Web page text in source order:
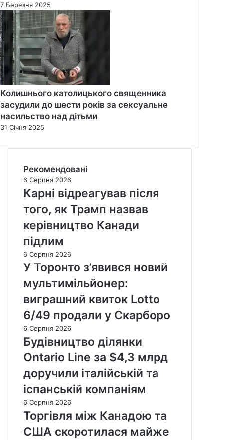
7 Березня 2025
Колишнього католицького священника
засудили до шести років за сексуальне
насильство над дітьми
31 Січня 2025
Рекомендовані
6 Серпня 2026
Карні відреагував після
того, як Трамп назвав
керівництво Канади
підлим
6 Серпня 2026
У Торонто з’явився новий
мультимільйонер:
виграшний квиток Lotto
6/49 продали у Скарборо
6 Серпня 2026
Будівництво ділянки
Ontario Line за $4,3 млрд
доручили італійській та
іспанській компаніям
6 Серпня 2026
Торгівля між Канадою та
США скоротилася майже